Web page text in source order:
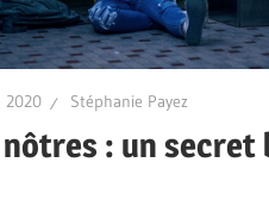
2020 Stéphanie Payez
nôtres : un secret